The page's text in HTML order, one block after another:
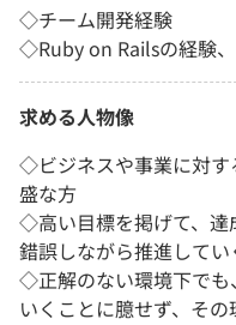
◇チーム開発経験
◇Ruby on Railsの経験
求める人物像
◇ビジネスや事業に対す
盛な方
◇高い目標を掲げて、達
錯誤しながら推進して
◇正解のない環境下でも
いくことに臆せず、そ